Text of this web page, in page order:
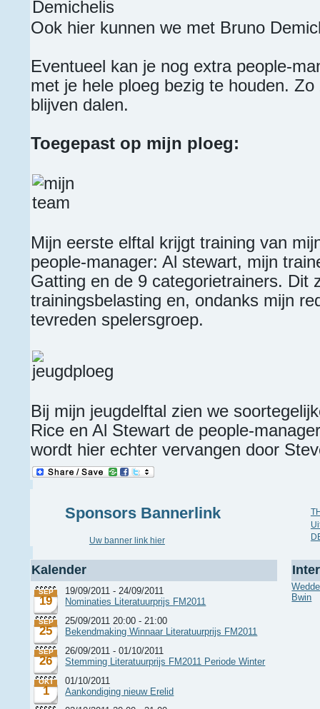
Ook hier kunnen we met Bruno
Eventueel kan je nog extra people-
met je hele ploeg bezig te houden.
blijven dalen.
Toegepast op mijn ploeg:
Mijn eerste elftal krijgt training van
people-manager: Al stewart, mijn
Gatting en de 9 categorietrainers. Dit
trainingsbelasting en, ondanks mijn
tevreden spelersgroep.
Bij mijn jeugdelftal zien we
Rice en Al Stewart de people-
wordt hier echter vervangen door
Sponsors Bannerlink
Uw banner link hier
Kalender
SEP
19
19/09/2011 - 24/09/2011
Nominaties Literatuurprijs FM2011
SEP
25
25/09/2011 20:00 - 21:00
Bekendmaking Winnaar Literatuurprijs FM2011
SEP
26
26/09/2011 - 01/10/2011
Stemming Literatuurprijs FM2011 Periode Winter
OKT
1
01/10/2011
Aankondiging nieuw Erelid
Bwin